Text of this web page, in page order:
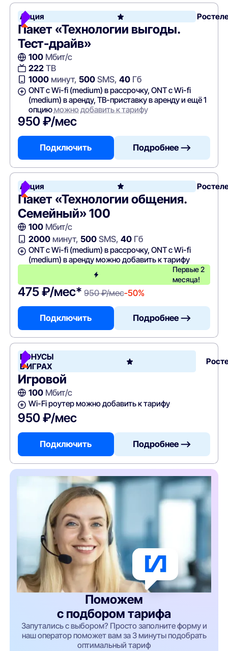
Акция
Пакет «Технологии выгоды.
Тест-драйв»
100Мбит/с
222ТВ
1000минут, 500SMS, 40Гб
ONT c Wi-fi (medium) в рассрочку, ONT c Wi-fi
(medium) в аренду, ТВ-приставку в аренду и ещё 1
опциюможно добавить к тарифу
950 ₽/мес
Подключить Подробнее —>
Акция
Пакет «Технологии общения.
Семейный» 100
100Мбит/с
2000минут, 500SMS, 40Гб
ONT c Wi-fi (medium) в рассрочку, ONT c Wi-fi
(medium) в аренду можно добавить к тарифу
Первые 2
месяца!
475 ₽/мес* 950 ₽/мес-50%
Подключить Подробнее —>
БОНУСЫ
В ИГРАХ
Игровой
100Мбит/с
Wi-Fi роутер можно добавить к тарифу
950 ₽/мес
Подключить Подробнее —>
Поможем
с подбором тарифа
Запутались с выбором? Просто заполните форму и
наш оператор поможет вам за 3 минуты подобрать
оптимальный тариф